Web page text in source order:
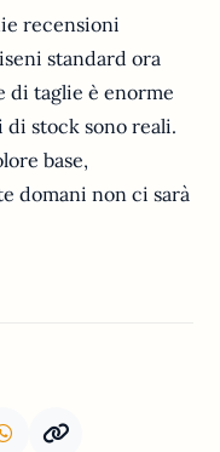
recensioni
standard ora
di taglie è enorme
di stock sono reali.
base,
domani non ci sarà